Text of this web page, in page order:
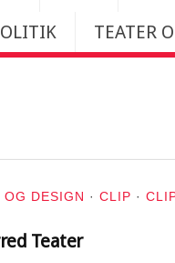
TEATER
DESIGN · CLIP ·
Teater